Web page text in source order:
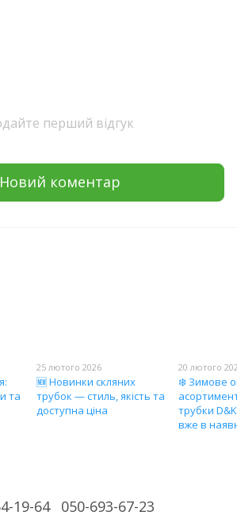
перший відгук
Новий коментар
та
25 лютого 2026
🆕 Новинки скляних
трубок — стиль, якість та
доступна ціна
20 лютого
❄️ Зимове
трубки
вже в
19-64 050-693-67-23